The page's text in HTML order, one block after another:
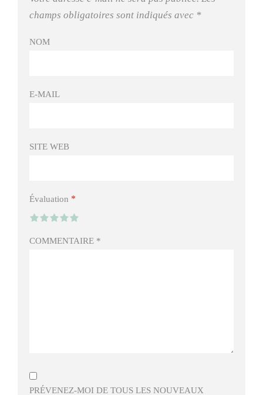
champs obligatoires sont indiqués avec *
NOM
E-MAIL
SITE WEB
Évaluation *
COMMENTAIRE *
PRÉVENEZ-MOI DE TOUS LES NOUVEAUX